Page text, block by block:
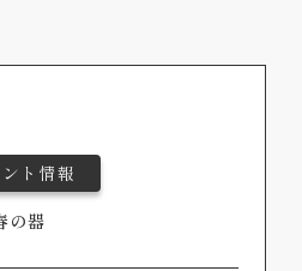
ト情報
の器